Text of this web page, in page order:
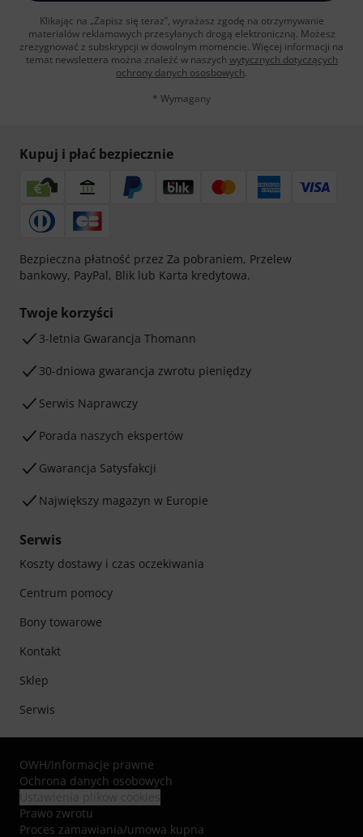
Klikając na „Zapisz się teraz”, wyrażasz zgodę na otrzymywanie
materialów reklamowych przesyłanych drogą elektroniczną. Możesz
zrezygnować z subskrypcji w dowolnym momencie. Więcej informacji na
temat newslettera można znaleźć w naszych wytycznych dotyczących
ochrony danych ososbowych.
* Wymagany
Kupuj i płać bezpiecznie
Bezpieczna płatność przez Za pobraniem, Przelew
bankowy, PayPal, Blik lub Karta kredytowa.
Twoje korzyści
3-letnia Gwarancja Thomann
30-dniowa gwarancja zwrotu pieniędzy
Serwis Naprawczy
Porada naszych ekspertów
Gwarancja Satysfakcji
Największy magazyn w Europie
Serwis
Koszty dostawy i czas oczekiwania
Centrum pomocy
Bony towarowe
Kontakt
Sklep
Serwis
OWH/Informacje prawne
Ochrona danych osobowych
Prawo zwrotu
Proces zamawiania/umowa kupna